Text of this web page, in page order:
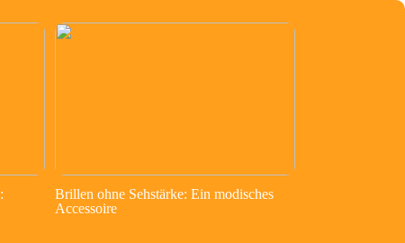
Brillen ohne Sehstärke: Ein modisches
Accessoire